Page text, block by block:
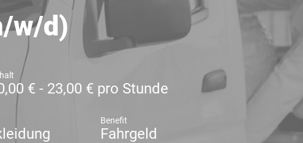
w/d)
€ - 23,00 € pro Stunde
Benefit
Fahrgeld